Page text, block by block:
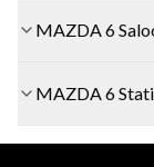
MAZDA 6
MAZDA 6